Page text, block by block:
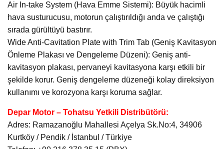
Air In-take System (Hava Emme Sistemi): Büyük hacimli
hava susturucusu, motorun çalıştırıldığı anda ve çalıştığı
sırada gürültüyü bastırır.
Wide Anti-Cavitation Plate with Trim Tab (Geniş Kavitasyon
Önleme Plakası ve Dengeleme Düzeni): Geniş anti-
kavitasyon plakası, pervaneyi kavitasyona karşı etkili bir
şekilde korur. Geniş dengeleme düzeneği kolay direksiyon
kullanımı ve korozyona karşı koruma sağlar.
Depar Motor – Tohatsu Yetkili Distribütörü:
Adres: Ramazanoğlu Mahallesi Açelya Sk.No:4, 34906
Kurtköy / Pendik / İstanbul / Türkiye